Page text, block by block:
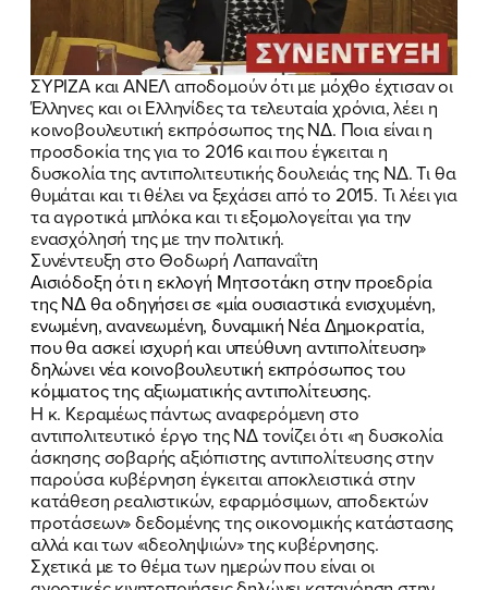
ΣΥΡΙΖΑ και ΑΝΕΛ αποδομούν ότι με μόχθο έχτισαν οι
Έλληνες και οι Ελληνίδες τα τελευταία χρόνια, λέει η
κοινοβουλευτική εκπρόσωπος της ΝΔ. Ποια είναι η
προσδοκία της για το 2016 και που έγκειται η
δυσκολία της αντιπολιτευτικής δουλειάς της ΝΔ. Τι θα
θυμάται και τι θέλει να ξεχάσει από το 2015. Τι λέει για
τα αγροτικά μπλόκα και τι εξομολογείται για την
ενασχόλησή της με την πολιτική.
Συνέντευξη στο Θοδωρή Λαπαναΐτη
Αισιόδοξη ότι η εκλογή Μητσοτάκη στην προεδρία
της ΝΔ θα οδηγήσει σε «μία ουσιαστικά ενισχυμένη,
ενωμένη, ανανεωμένη, δυναμική Νέα Δημοκρατία,
που θα ασκεί ισχυρή και υπεύθυνη αντιπολίτευση»
δηλώνει νέα κοινοβουλευτική εκπρόσωπος του
κόμματος της αξιωματικής αντιπολίτευσης.
Η κ. Κεραμέως πάντως αναφερόμενη στο
αντιπολιτευτικό έργο της ΝΔ τονίζει ότι «η δυσκολία
άσκησης σοβαρής αξιόπιστης αντιπολίτευσης στην
παρούσα κυβέρνηση έγκειται αποκλειστικά στην
κατάθεση ρεαλιστικών, εφαρμόσιμων, αποδεκτών
προτάσεων» δεδομένης της οικονομικής κατάστασης
αλλά και των «ιδεοληψιών» της κυβέρνησης.
Σχετικά με το θέμα των ημερών που είναι οι